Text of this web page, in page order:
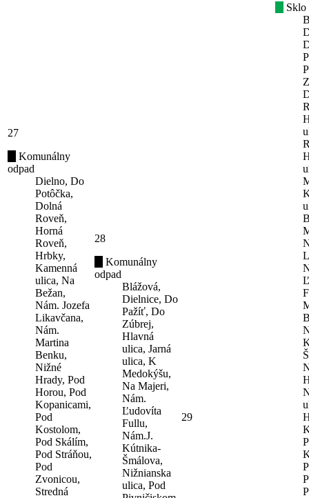
27
Komunálny
odpad
Dielno, Do
Potôčka,
Dolná
Roveň,
Horná
Roveň,
Hrbky,
Kamenná
ulica, Na
Bežan,
Nám. Jozefa
Likavčana,
Nám.
Martina
Benku,
Nižné
Hrady, Pod
Horou, Pod
Kopanicami,
Pod
Kostolom,
Pod Skálím,
Pod Stráňou,
Pod
Zvonicou,
Stredná
28
Komunálny
odpad
Blážová,
Dielnice, Do
Pažíť, Do
Zúbrej,
Hlavná
ulica, Jarná
ulica, K
Medokýšu,
Na Majeri,
Nám.
Ľudovíta
Fullu,
Nám.J.
Kútnika-
Šmálova,
Nižnianska
ulica, Pod
29
Sklo